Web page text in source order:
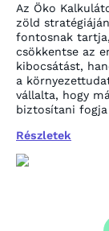
Az Öko
zöld
fontosnak
csökkentse az
kibocsátást,
a
vállalta, hogy
biztosítani fogja
Részletek